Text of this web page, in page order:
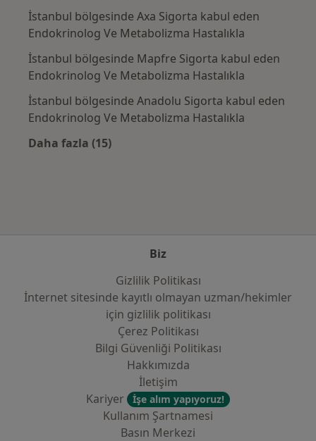
İstanbul bölgesinde Axa Sigorta kabul eden
Endokrinolog Ve Metabolizma Hastalıkla
İstanbul bölgesinde Mapfre Sigorta kabul eden
Endokrinolog Ve Metabolizma Hastalıkla
İstanbul bölgesinde Anadolu Sigorta kabul eden
Endokrinolog Ve Metabolizma Hastalıkla
Daha fazla (15)
Biz
Gizlilik Politikası
İnternet sitesinde kayıtlı olmayan uzman/hekimler
i̇çin gizlilik politikası
Çerez Politikası
Bilgi Güvenliği Politikası
Hakkımızda
İletişim
Kariyer
İşe alım yapıyoruz!
Kullanım Şartnamesi
Basın Merkezi